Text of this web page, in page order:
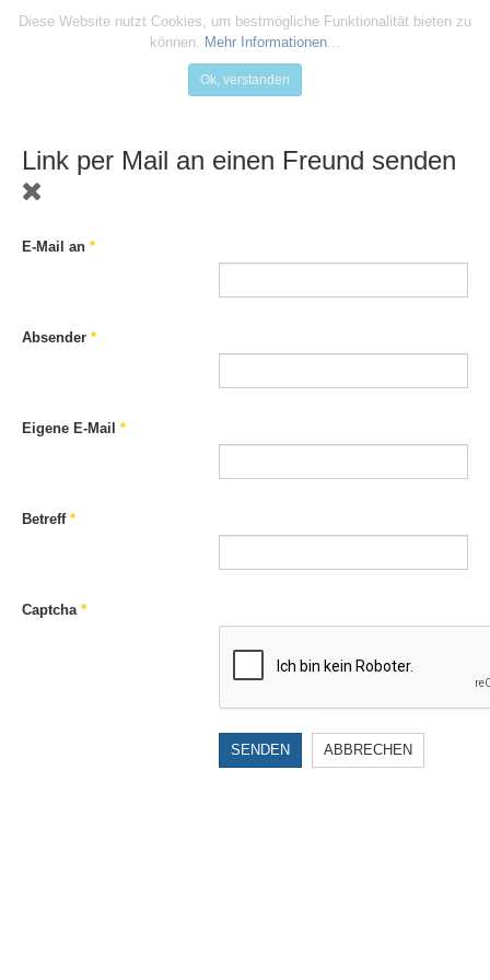
Diese Website nutzt Cookies, um bestmögliche Funktionalität bieten zu
können. Mehr Informationen...
Ok, verstanden
Link per Mail an einen Freund senden
E-Mail an *
Absender *
Eigene E-Mail *
Betreff*
Captcha*
SENDEN ABBRECHEN